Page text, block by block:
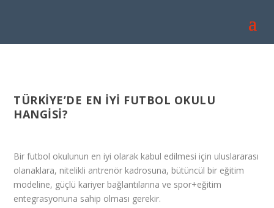
TÜRKIYE’DE EN İYI FUTBOL OKULU
HANGISI?
Bir futbol okulunun en iyi olarak kabul edilmesi için uluslararası
olanaklara, nitelikli antrenör kadrosuna, bütüncül bir eğitim
modeline, güçlü kariyer bağlantılarına ve spor+eğitim
entegrasyonuna sahip olması gerekir.